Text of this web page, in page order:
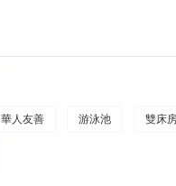
華人友善 游泳池 雙床